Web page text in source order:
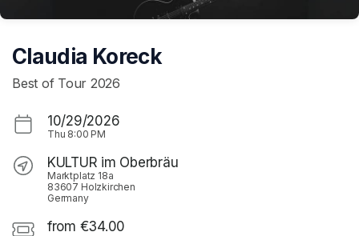
Claudia Koreck
Best of Tour 2026
10/29/2026
Thu 8:00 PM
KULTUR im Oberbräu
Marktplatz 18a
83607 Holzkirchen
Germany
from €34.00